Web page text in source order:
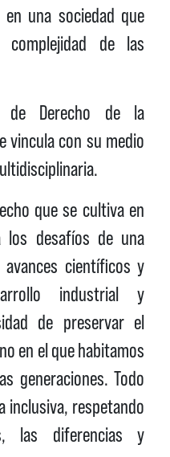
en una sociedad que
complejidad de las
de Derecho de la
vincula con su medio
que se cultiva en
desafíos de una
científicos y
industrial y
de preservar el
en el que habitamos
generaciones. Todo
inclusiva, respetando
las diferencias y